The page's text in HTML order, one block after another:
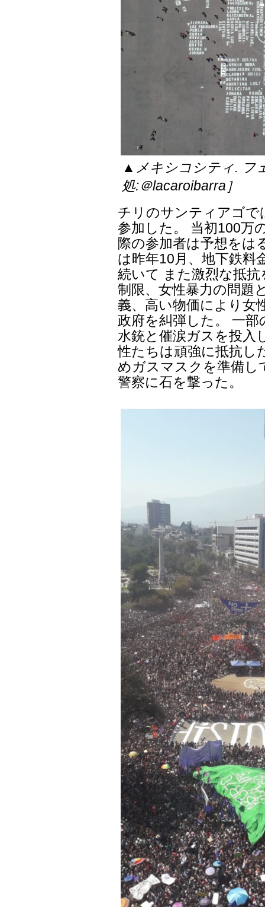
▲メキシコシティ. フ
処:＠lacaroibarra］
チリのサンティアゴで
参加した。 当初100万
際の参加者は予想をは
は昨年10月、地下鉄料
続いて また激烈な抵
制限、女性暴力の問題
義、高い物価により女
政府を糾弾した。 一
水銃と催涙ガスを投入
性たちは頑強に抵抗し
めガスマスクを準備し
警察に石を撃った。